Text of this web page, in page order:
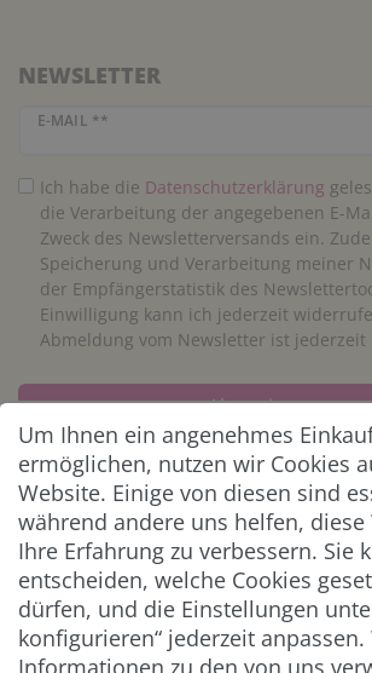
NEWSLETTER
E-MAIL **
Newsletter Honig
Ich habe die Daten­schutz­erklärung
die Verarbeitung der angegebenen E-
Zweck des Newsletterversands ein.
Speicherung und Verarbeitung meiner
der Empfängerstatistik des
Einwilligung kann ich jederzeit
Abmeldung vom Newsletter ist
Abonnieren
** Hierbei handelt es sich
ZAHLUNG & VERSAND
Um Ihnen ein angenehmes
ermöglichen, nutzen wir Cookies
Website. Einige von diesen sind
während andere uns helfen, diese
Ihre Erfahrung zu verbessern. Sie
entscheiden, welche Cookies
dürfen, und die Einstellungen
konfigurieren“ jederzeit anpassen.
Informationen zu den von uns